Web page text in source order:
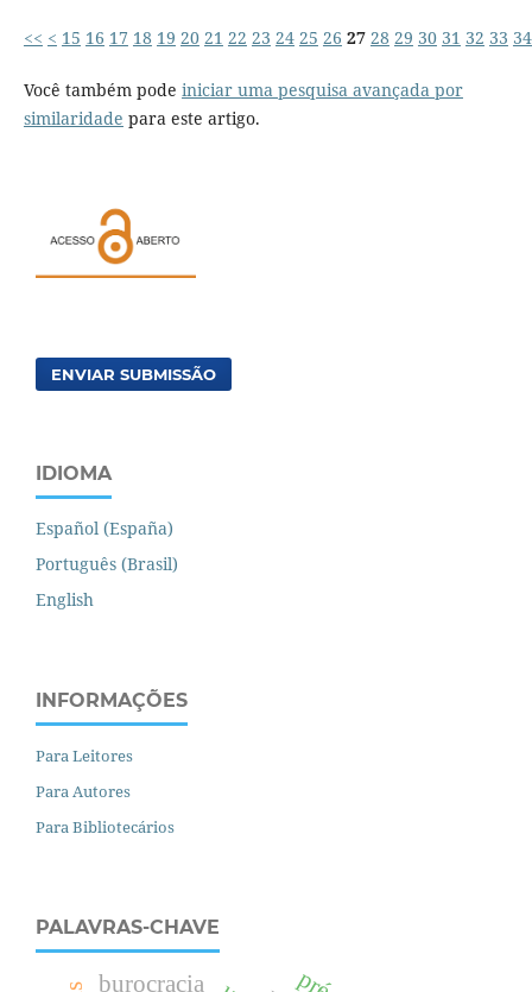
<< < 15 16 17 18 19 20 21 22 23 24 25 26 27 28 29 30 31 32 33 34
Você também pode iniciar uma pesquisa avançada por
similaridade para este artigo.
ENVIAR SUBMISSÃO
IDIOMA
Español (España)
Português (Brasil)
English
INFORMAÇÕES
Para Leitores
Para Autores
Para Bibliotecários
PALAVRAS-CHAVE
burocracia